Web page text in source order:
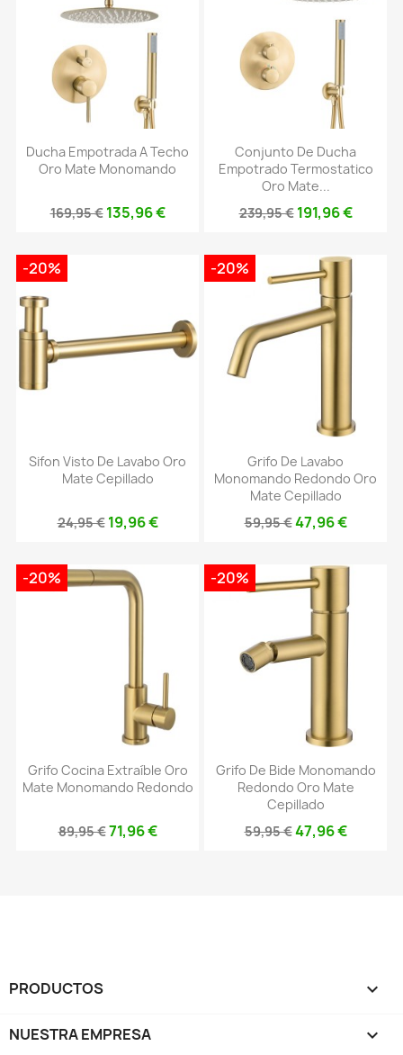
Ducha Empotrada A Techo
Oro Mate Monomando
169,95 € 135,96 €
Conjunto De Ducha
Empotrado Termostatico
Oro Mate...
239,95 € 191,96 €
Sifon Visto De Lavabo Oro
Mate Cepillado
24,95 € 19,96 €
-20%
Grifo De Lavabo
Monomando Redondo Oro
Mate Cepillado
59,95 €47,96 €
-20%
Grifo Cocina Extraíble Oro
Mate Monomando Redondo
89,95 €71,96 €
-20%
Grifo De Bide Monomando
Redondo Oro Mate
Cepillado
59,95 €47,96 €
-20%
PRODUCTOS 
NUESTRA EMPRESA 